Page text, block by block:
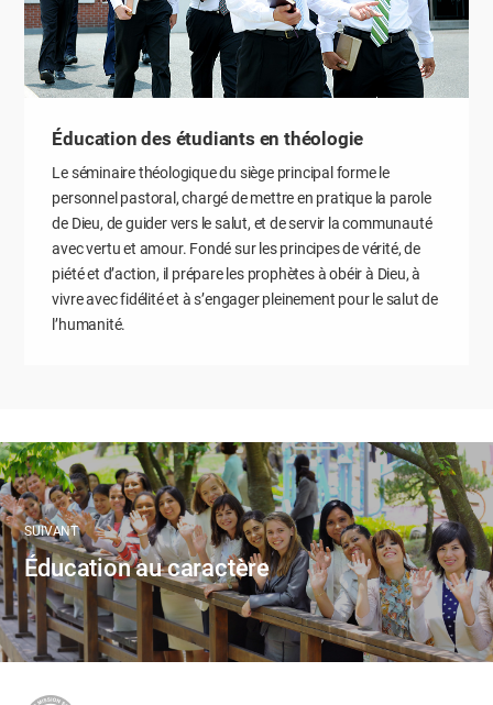
Éducation des étudiants en théologie
Le séminaire théologique du siège principal forme le
personnel pastoral, chargé de mettre en pratique la parole
de Dieu, de guider vers le salut, et de servir la communauté
avec vertu et amour. Fondé sur les principes de vérité, de
piété et d’action, il prépare les prophètes à obéir à Dieu, à
vivre avec fidélité et à s’engager pleinement pour le salut de
l’humanité.
SUIVANT
Éducation au caractère